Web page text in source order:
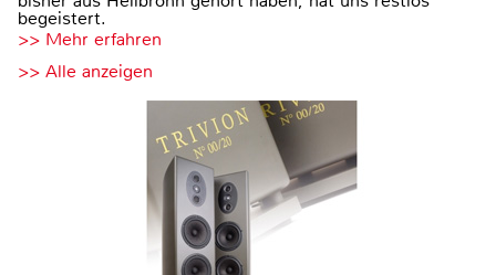
begeistert.
>> Mehr erfahren
>> Alle anzeigen